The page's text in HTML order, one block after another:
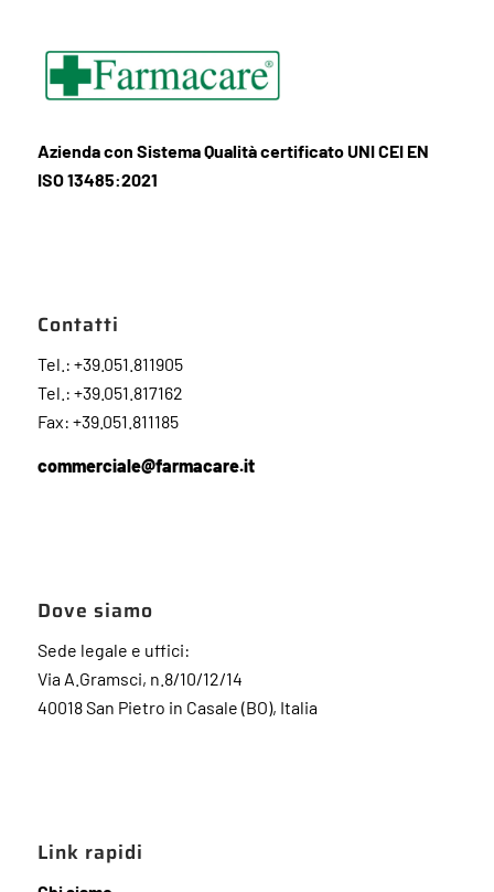
Azienda con Sistema Qualità certificato UNI CEI EN
ISO 13485:2021
Contatti
Tel.: +39.051.811905
Tel.: +39.051.817162
Fax: +39.051.811185
commerciale@farmacare.it
Dove siamo
Sede legale e uffici:
Via A.Gramsci, n.8/10/12/14
40018 San Pietro in Casale (BO), Italia
Link rapidi